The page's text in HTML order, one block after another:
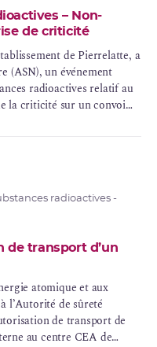
– Non-
de criticité
de Pierrelatte, a
(ASN), un événement
radioactives relatif au
lacriticité sur un convoi
radioactives -
de transport d’un
atomique et aux
l’Autorité de sûreté
de transport de
au centre CEA de